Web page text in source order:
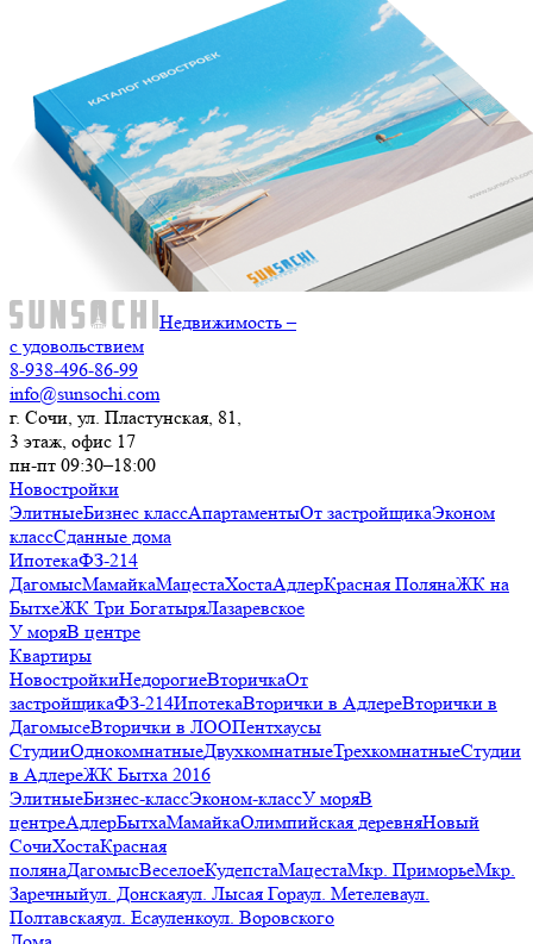
Недвижимость –
с удовольствием
8-938-496-86-99
info@sunsochi.com
г. Сочи, ул. Пластунская, 81,
3 этаж, офис 17
пн-пт 09:30–18:00
Новостройки
ЭлитныеБизнес классАпартаментыОт застройщикаЭконом
классСданные дома
ИпотекаФЗ-214
ДагомысМамайкаМацестаХостаАдлерКрасная ПолянаЖК на
БытхеЖК Три БогатыряЛазаревское
У моряВ центре
Квартиры
НовостройкиНедорогиеВторичкаОт
застройщикаФЗ-214ИпотекаВторички в АдлереВторички в
ДагомысеВторички в ЛООПентхаусы
СтудииОднокомнатныеДвухкомнатныеТрехкомнатныеСтудии
в АдлереЖК Бытха 2016
ЭлитныеБизнес-классЭконом-классУ моряВ
центреАдлерБытхаМамайкаОлимпийская деревняНовый
СочиХостаКрасная
полянаДагомысВеселоеКудепстаМацестаМкр. ПриморьеМкр.
Заречныйул. Донскаяул. Лысая Гораул. Метелеваул.
Полтавскаяул. Есауленкоул. Воровского